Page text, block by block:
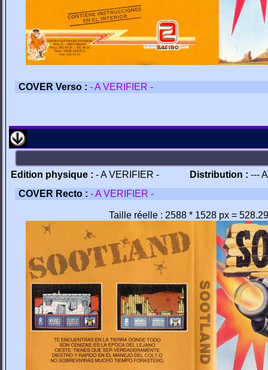
COVER Verso : - A VERIFIER -
Edition physique : - A VERIFIER - Distribution : ---
COVER Recto : - A VERIFIER -
Taille réelle : 2588 * 1528 px =